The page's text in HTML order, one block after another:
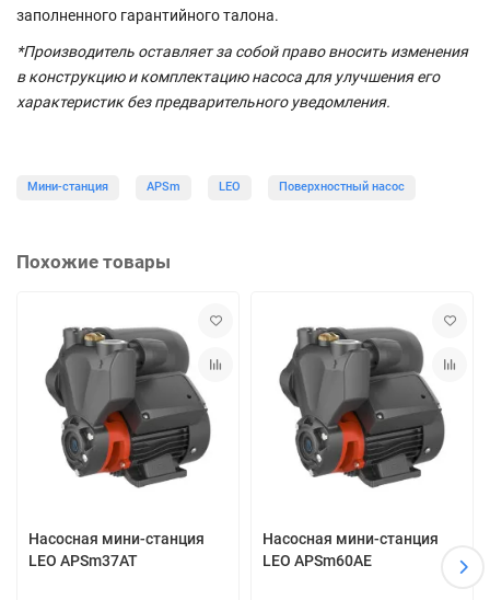
заполненного гарантийного талона.
*Производитель оставляет за собой право вносить изменения
в конструкцию и комплектацию насоса для улучшения его
характеристик без предварительного уведомления.
Мини-станция APSm LEO Поверхностный насос
Похожие товары
Насосная мини-станция
LEO APSm37AT
Насосная мини-станция
LEO APSm60AE